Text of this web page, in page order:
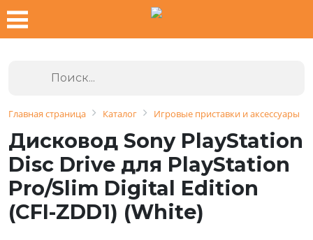
Главная страница Каталог Игровые приставки и аксессуары
Дисковод Sony PlayStation
Disc Drive для PlayStation
Pro/Slim Digital Edition
(CFI-ZDD1) (White)